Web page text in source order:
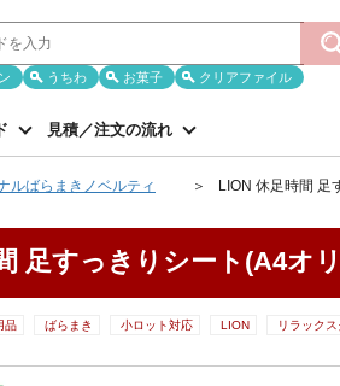
うちわ お菓子 クリアファイル
見積／注文の流れ
ルばらまきノベルティ LION 休足時間 足
足すっきりシート(A4オ
品 ばらまき 小ロット対応 LION リラック